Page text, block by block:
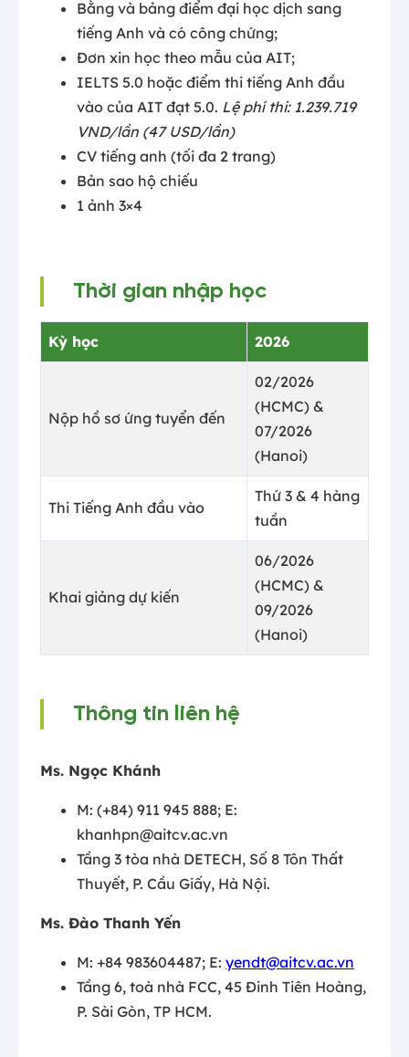
Bằng và bảng điểm đại học dịch sang
tiếng Anh và có công chứng;
Đơn xin học theo mẫu của AIT;
IELTS 5.0 hoặc điểm thi tiếng Anh đầu
vào của AIT đạt 5.0. Lệ phí thi: 1.239.719
VND/lần (47 USD/lần)
CV tiếng anh (tối đa 2 trang)
Bản sao hộ chiếu
1 ảnh 3×4
Thời gian nhập học
Kỳ học 2026
Nộp hồ sơ ứng tuyển đến
02/2026
(HCMC) &
07/2026
(Hanoi)
Thi Tiếng Anh đầu vào
Thứ 3 & 4 hàng
tuần
Khai giảng dự kiến
06/2026
(HCMC) &
09/2026
(Hanoi)
Thông tin liên hệ
Ms. Ngọc Khánh
M: (+84) 911 945 888; E:
khanhpn@aitcv.ac.vn
Tầng 3 tòa nhà DETECH, Số 8 Tôn Thất
Thuyết, P. Cầu Giấy, Hà Nội.
Ms. Đào Thanh Yến
M: +84 983604487; E: yendt@aitcv.ac.vn
Tầng 6, toà nhà FCC, 45 Đinh Tiên Hoàng,
P. Sài Gòn, TP HCM.